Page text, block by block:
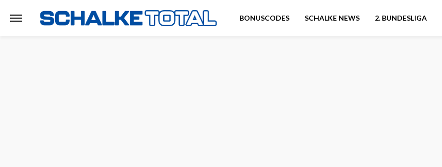
BONUSCODES SCHALKE NEWS 2. BUNDESLIGA